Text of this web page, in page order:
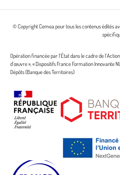
© Copyright Cemea pour tous les contenus édités
Opération financée par l’État dans le cadre de
d’œuvre », « Dispositifs France Formation Innovante
Dépôts (Banque des Territoires)